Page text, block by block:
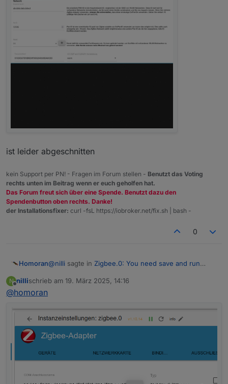
ist leider abgeschnitten
kein Support per PN! - Fragen im Forum stellen - Benutzt das Voting
rechts unten im Beitrag wenn er euch geholfen hat.
Das Forum freut sich über eine Spende. Benutzt dazu den
Spendenbutton oben rechts. Danke!
der Installationsfixer: curl -fsL https://iobroker.net/fix.sh | bash -
0
Homoran@nilli sagte in Zigbee.0: You need save and run
was steht denn hier
ist leider abgeschnitten
N
Offline
nillischrieb am 19. März 2025, 14:16
zuletzt editiert von
@homoran